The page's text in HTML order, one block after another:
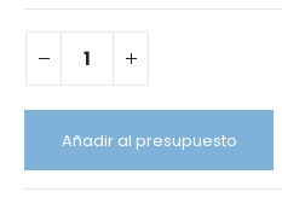
Añadir al presupuesto